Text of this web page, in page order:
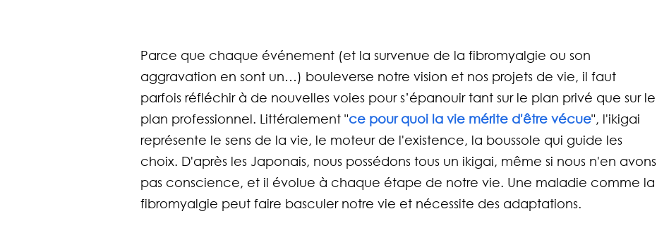
Parce que chaque événement (et la survenue de la fibromyalgie ou son
aggravation en sont un…) bouleverse notre vision et nos projets de vie, il faut
parfois réfléchir à de nouvelles voies pour s’épanouir tant sur le plan privé que sur le
plan professionnel. Littéralement "ce pour quoi la vie mérite d'être vécue", l'ikigai
représente le sens de la vie, le moteur de l'existence, la boussole qui guide les
choix. D'après les Japonais, nous possédons tous un ikigai, même si nous n'en avons
pas conscience, et il évolue à chaque étape de notre vie. Une maladie comme la
fibromyalgie peut faire basculer notre vie et nécessite des adaptations.